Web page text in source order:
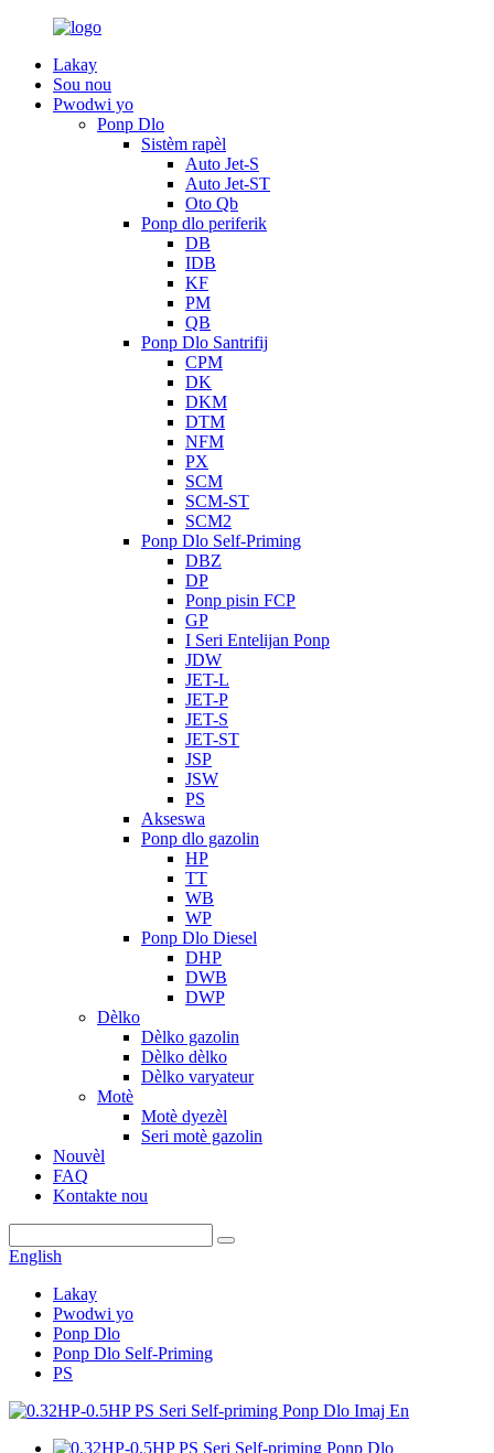
Lakay
Sou nou
Pwodwi yo
Ponp Dlo
Sistèm rapèl
Auto Jet-S
Auto Jet-ST
Oto Qb
Ponp dlo periferik
DB
IDB
KF
PM
QB
Ponp Dlo Santrifij
CPM
DK
DKM
DTM
NFM
PX
SCM
SCM-ST
SCM2
Ponp Dlo Self-Priming
DBZ
DP
Ponp pisin FCP
GP
I Seri Entelijan Ponp
JDW
JET-L
JET-P
JET-S
JET-ST
JSP
JSW
PS
Akseswa
Ponp dlo gazolin
HP
TT
WB
WP
Ponp Dlo Diesel
DHP
DWB
DWP
Dèlko
Dèlko gazolin
Dèlko dèlko
Dèlko varyateur
Motè
Motè dyezèl
Seri motè gazolin
Nouvèl
FAQ
Kontakte nou
English
Lakay
Pwodwi yo
Ponp Dlo
Ponp Dlo Self-Priming
PS